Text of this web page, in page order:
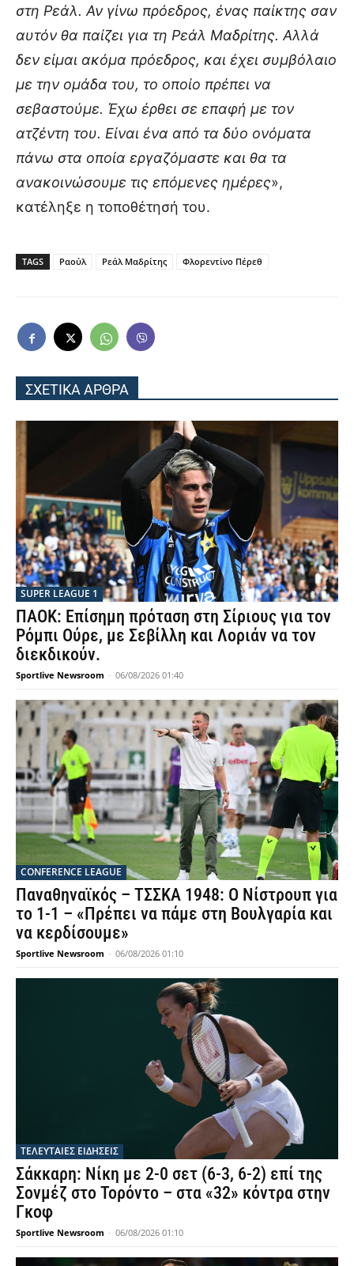
στη Ρεάλ. Αν γίνω πρόεδρος, ένας παίκτης σαν
αυτόν θα παίζει για τη Ρεάλ Μαδρίτης. Αλλά
δεν είμαι ακόμα πρόεδρος, και έχει συμβόλαιο
με την ομάδα του, το οποίο πρέπει να
σεβαστούμε. Έχω έρθει σε επαφή με τον
ατζέντη του. Είναι ένα από τα δύο ονόματα
πάνω στα οποία εργαζόμαστε και θα τα
ανακοινώσουμε τις επόμενες ημέρες»,
κατέληξε η τοποθέτησή του.
TAGS Ραούλ Ρεάλ Μαδρίτης Φλορεντίνο Πέρεθ
ΣΧΕΤΙΚΑ ΑΡΘΡΑ
SUPER LEAGUE 1
ΠΑΟΚ: Επίσημη πρόταση στη Σίριους για τον
Ρόμπι Ούρε, με Σεβίλλη και Λοριάν να τον
διεκδικούν.
Sportlive Newsroom - 06/08/2026 01:40
CONFERENCE LEAGUE
Παναθηναϊκός – ΤΣΣΚΑ 1948: Ο Νίστρουπ για
το 1-1 – «Πρέπει να πάμε στη Βουλγαρία και
να κερδίσουμε»
Sportlive Newsroom - 06/08/2026 01:10
ΤΕΛΕΥΤΑΙΕΣ ΕΙΔΗΣΕΙΣ
Σάκκαρη: Νίκη με 2-0 σετ (6-3, 6-2) επί της
Σονμέζ στο Τορόντο – στα «32» κόντρα στην
Γκοφ
Sportlive Newsroom - 06/08/2026 01:10